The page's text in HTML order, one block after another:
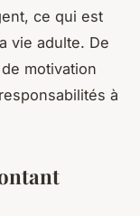
ce qui est
vie adulte. De
motivation
à